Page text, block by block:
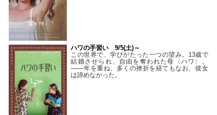
ハワの手習い 9/5(土)～
この世界で、学びがたった一つの望み。13歳で
結婚させられ、自由を奪われた母〈ハワ〉。
——年を重ね、多くの挫折を経てもなお、彼女
は諦めなかった。